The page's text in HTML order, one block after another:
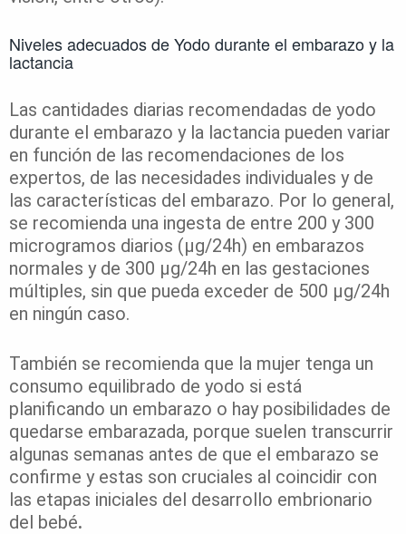
Niveles adecuados de Yodo durante el embarazo y la
lactancia
Las cantidades diarias recomendadas de yodo
durante el embarazo y la lactancia pueden variar
en función de las recomendaciones de los
expertos, de las necesidades individuales y de
las características del embarazo. Por lo general,
se recomienda una ingesta de entre 200 y 300
microgramos diarios (μg/24h) en embarazos
normales y de 300 μg/24h en las gestaciones
múltiples, sin que pueda exceder de 500 μg/24h
en ningún caso.
También se recomienda que la mujer tenga un
consumo equilibrado de yodo si está
planificando un embarazo o hay posibilidades de
quedarse embarazada, porque suelen transcurrir
algunas semanas antes de que el embarazo se
confirme y estas son cruciales al coincidir con
las etapas iniciales del desarrollo embrionario
del bebé.